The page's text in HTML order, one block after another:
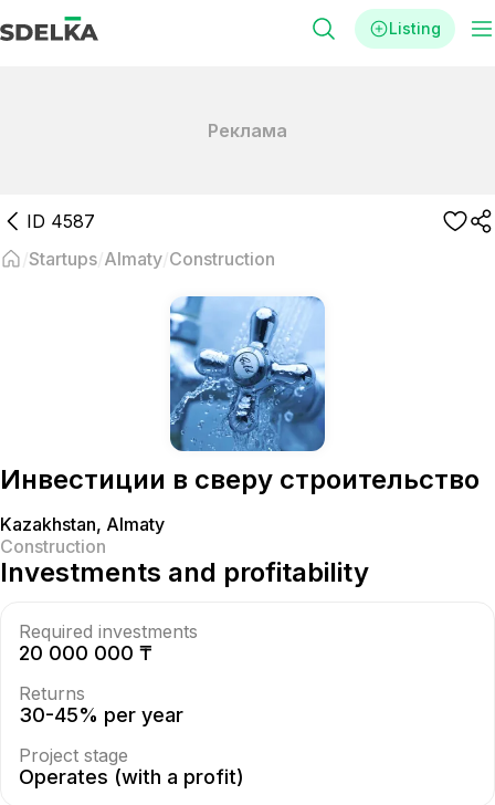
Listing
Реклама
ID 4587
Startups Almaty Construction
Инвестиции в сверу строительство
Kazakhstan, Almaty
Construction
Investments and profitability
Required investments
20 000 000 ₸
Returns
30-45% per year
Project stage
Operates (with a profit)